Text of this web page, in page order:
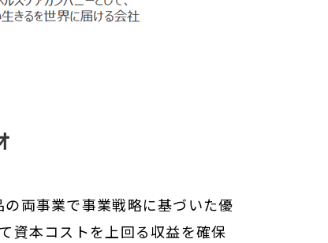
両事業で事業戦略に基づいた優
資本コストを上回る収益を確保